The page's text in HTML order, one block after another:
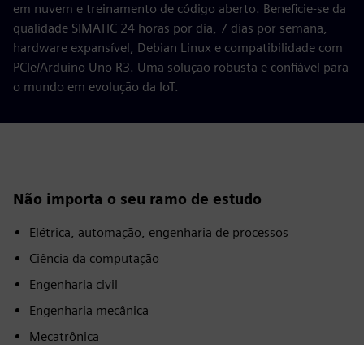
em nuvem e treinamento de código aberto. Beneficie-se da
qualidade SIMATIC 24 horas por dia, 7 dias por semana,
hardware expansível, Debian Linux e compatibilidade com
PCIe/Arduino Uno R3. Uma solução robusta e confiável para
o mundo em evolução da IoT.
Não importa o seu ramo de estudo
Elétrica, automação, engenharia de processos
Ciência da computação
Engenharia civil
Engenharia mecânica
Mecatrônica